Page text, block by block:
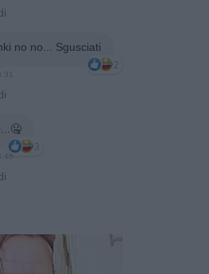
no no... Sgusciati
2
3